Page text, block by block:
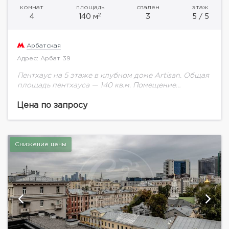
комнат
4
площадь
140 м2
спален
3
этаж
5 / 5
Арбатская
Адрес: Арбат 39
Пентхаус на 5 этаже в клубном доме Artisan. Общая
площадь пентхауса — 140 кв.м. Помещение
улице Арбат. Artisan включает 30 квартир. В...
Цена по запросу
Снижение цены